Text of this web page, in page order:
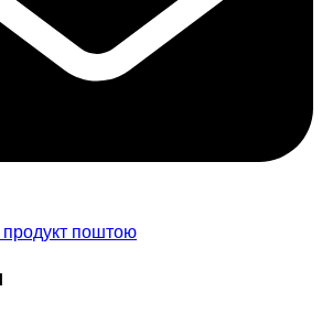
продукт поштою